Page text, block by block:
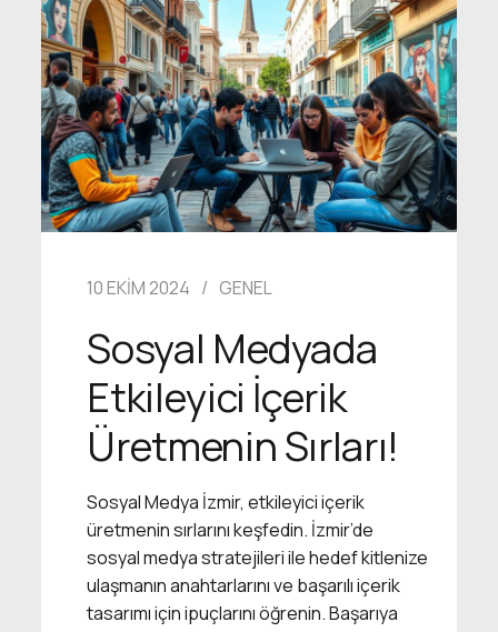
10 EKIM 2024 GENEL
Sosyal Medyada
Etkileyici İçerik
Üretmenin Sırları!
Sosyal Medya İzmir, etkileyici içerik
üretmenin sırlarını keşfedin. İzmir’de
sosyal medya stratejileri ile hedef kitlenize
ulaşmanın anahtarlarını ve başarılı içerik
tasarımı için ipuçlarını öğrenin. Başarıya